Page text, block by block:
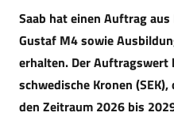
Saab hat einen Auftrag
Gustaf M4 sowie
erhalten. Der
schwedische Kronen
den Zeitraum 2026 bis